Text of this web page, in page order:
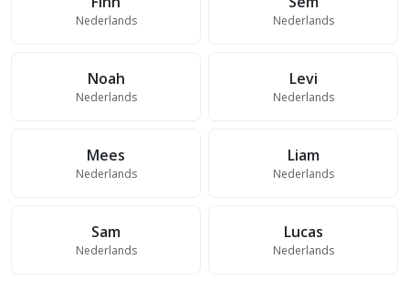
Nederlands Nederlands
Noah
Nederlands
Levi
Nederlands
Mees
Nederlands
Liam
Nederlands
Sam
Nederlands
Lucas
Nederlands